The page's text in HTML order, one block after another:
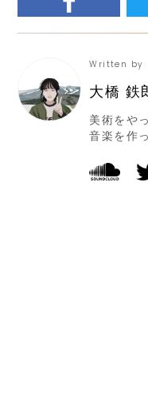
Written by
大橋 鉄
美術をや
音楽を作